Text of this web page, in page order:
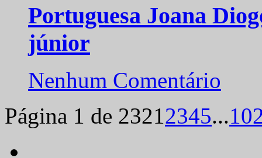
Portuguesa Joana
júnior
Nenhum Comentário
Página 1 de 23212345...10